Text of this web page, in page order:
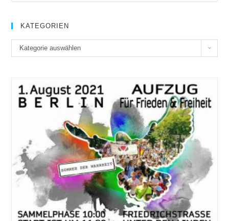
KATEGORIEN
a
Kategorie auswählen